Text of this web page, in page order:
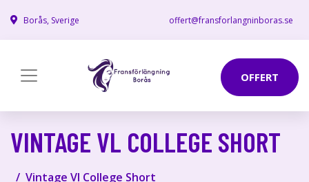
Borås, Sverige offert@fransforlangninboras.se
OFFERT
VINTAGE VL COLLEGE SHORT
Vintage Vl College Short